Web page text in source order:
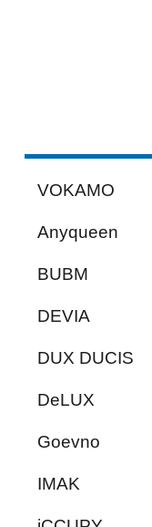
VOKAMO
Anyqueen
BUBM
DEVIA
DUX DUCIS
DeLUX
Goevno
IMAK